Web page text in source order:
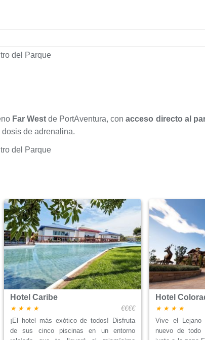
Far West de PortAventura, conacceso directo al
de adrenalina.
Hotel Caribe
€€€€
¡El hotel más exótico de todos! Disfruta
de sus cinco piscinas en un entorno
Hotel
Vive el
nuevo de todo